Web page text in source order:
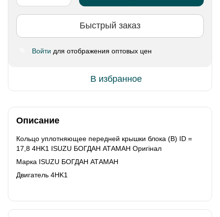
Быстрый заказ
Войти для отображения оптовых цен
В избранное
Описание
Кольцо уплотняющее передней крышки блока (B) ID =
17,8 4HK1 ISUZU БОГДАН АТАМАН Оригінал
Марка ISUZU БОГДАН АТАМАН
Двигатель 4HK1